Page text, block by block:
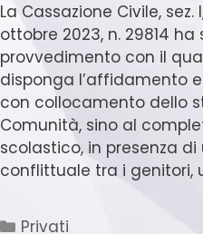
La Cassazione Civile,
ottobre 2023, n. 29814
provvedimento con il
disponga l’affidamento
con collocamento dello
Comunità, sino al
scolastico, in presenza
conflittuale tra i genitori,
Privati